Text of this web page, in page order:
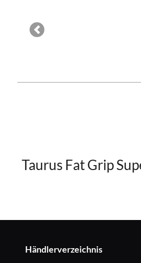
Previous
Taurus Fat Grip
Händlerverzeichnis